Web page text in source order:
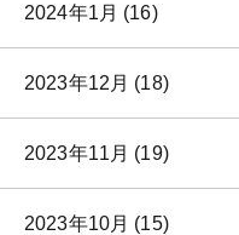
2024年1月 (16)
2023年12月 (18)
2023年11月 (19)
2023年10月 (15)